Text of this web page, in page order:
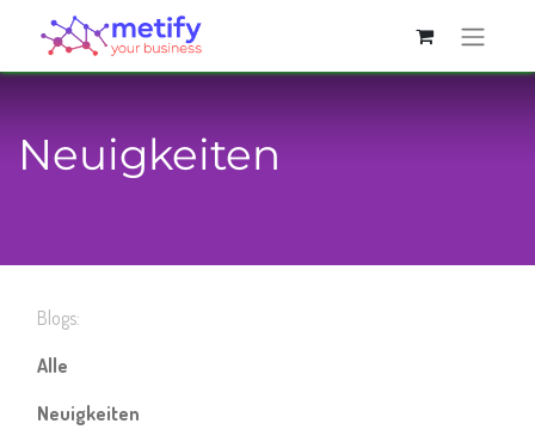
Neuigkeiten
Blogs:
Alle
Neuigkeiten